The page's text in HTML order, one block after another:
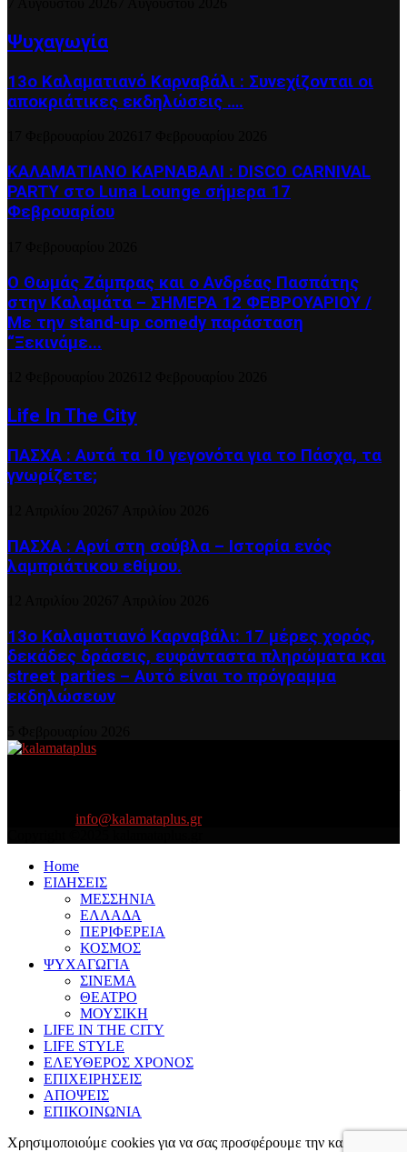
Ψυχαγωγία
13ο Καλαματιανό Καρναβάλι : Συνεχίζονται οι
αποκριάτικες εκδηλώσεις ….
ΚΑΛΑΜΑΤΙΑΝΟ ΚΑΡΝΑΒΑΛΙ : DISCO CARNIVAL
PARTY στο Luna Lounge σήμερα 17
Φεβρουαρίου
Ο Θωμάς Ζάμπρας και ο Ανδρέας Πασπάτης
στην Καλαμάτα – ΣΗΜΕΡΑ 12 ΦΕΒΡΟΥΑΡΙΟΥ /
Με την stand-up comedy παράσταση
“Ξεκινάμε...
Life In The City
ΠΑΣΧΑ : Αυτά τα 10 γεγονότα για το Πάσχα, τα
γνωρίζετε;
ΠΑΣΧΑ : Αρνί στη σούβλα – Ιστορία ενός
λαμπριάτικου εθίμου.
13ο Καλαματιανό Καρναβάλι: 17 μέρες χορός,
δεκάδες δράσεις, ευφάνταστα πληρώματα και
street parties – Αυτό είναι το πρόγραμμα
εκδηλώσεων
info@kalamataplus.gr
Home
ΕΙΔΗΣΕΙΣ
ΜΕΣΣΗΝΙΑ
ΕΛΛΑΔΑ
ΠΕΡΙΦΕΡΕΙΑ
ΚΟΣΜΟΣ
ΨΥΧΑΓΩΓΙΑ
ΣΙΝΕΜΑ
ΘΕΑΤΡΟ
ΜΟΥΣΙΚΗ
LIFE IN THE CITY
LIFE STYLE
ΕΛΕΥΘΕΡΟΣ ΧΡΟΝΟΣ
ΕΠΙΧΕΙΡΗΣΕΙΣ
ΑΠΟΨΕΙΣ
ΕΠΙΚΟΙΝΩΝΙΑ
Χρησιμοποιούμε cookies για να σας προσφέρουμε την καλύτερη